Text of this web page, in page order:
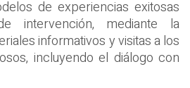
de experiencias exitosas
intervención, mediante la
informativos y visitas a los
incluyendo el diálogo con